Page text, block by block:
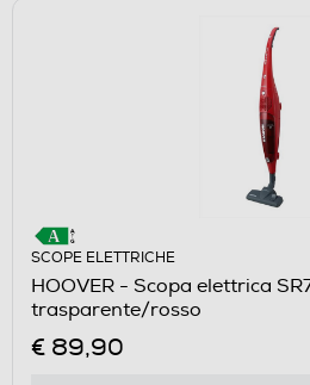
SCOPE ELETTRICHE
HOOVER - Scopa elettrica
trasparente/rosso
€ 89,90